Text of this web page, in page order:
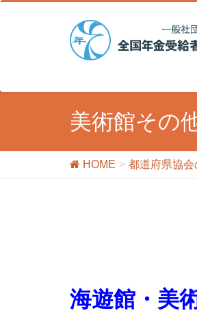
美術館その
HOME 都道府県協会
海遊館・美